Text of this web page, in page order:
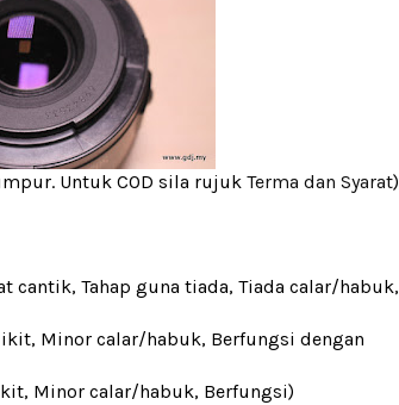
Untuk COD sila rujuk Terma dan Syarat)
cantik, Tahap guna tiada, Tiada calar/habuk,
Minor calar/habuk, Berfungsi dengan
Minor calar/habuk, Berfungsi)